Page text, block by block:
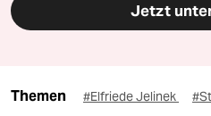
Jetzt
Themen #Elfriede Jelinek